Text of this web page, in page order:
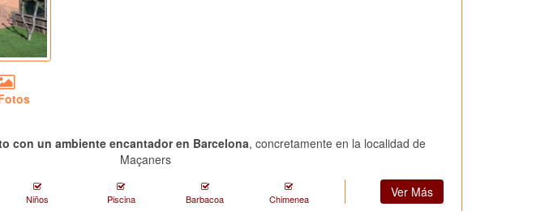
con un ambiente encantador en Barcelona, concretamente en la localidad de
Maçaners
Niños Piscina Barbacoa Chimenea Ver Más